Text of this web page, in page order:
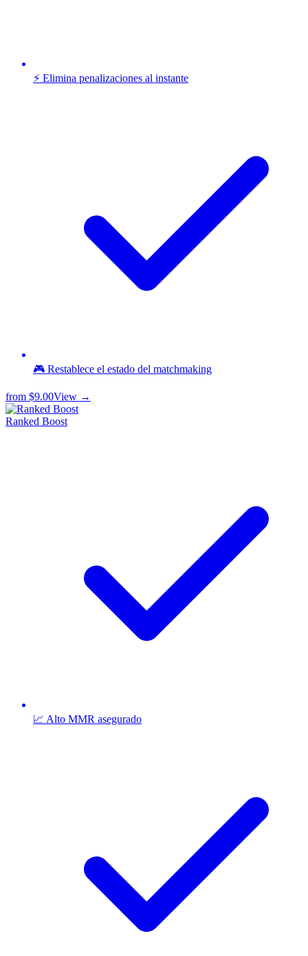
⚡ Elimina penalizaciones al instante
🎮 Restablece el estado del matchmaking
from $9.00View →
Ranked Boost
📈 Alto MMR asegurado